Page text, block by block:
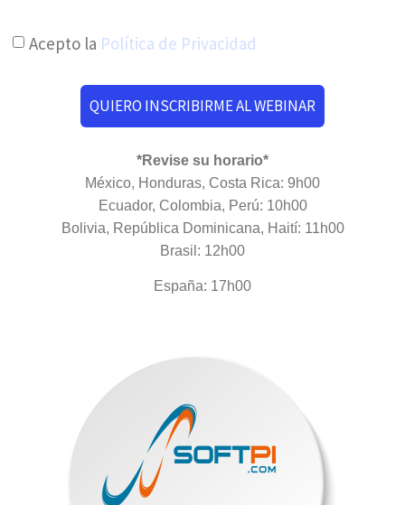
Acepto la Política de Privacidad
QUIERO INSCRIBIRME AL WEBINAR
*Revise su horario*
México, Honduras, Costa Rica: 9h00
Ecuador, Colombia, Perú: 10h00
Bolivia, República Dominicana, Haití: 11h00
Brasil: 12h00
España: 17h00